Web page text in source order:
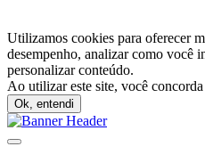
Utilizamos cookies para oferecer
desempenho, analizar como você
personalizar conteúdo.
Ao utilizar este site, você
Ok, entendi